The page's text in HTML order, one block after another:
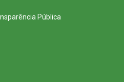
Pública